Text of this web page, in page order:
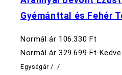
Gyémánttal és Fehér
Normál ár 106.330 Ft
Normál ár 329.699 Ft
Egységár / /